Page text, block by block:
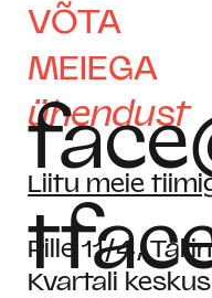
Pille 11/4,
Kvartali
Liitu meie
VÕTA
MEIEGA
ühendust